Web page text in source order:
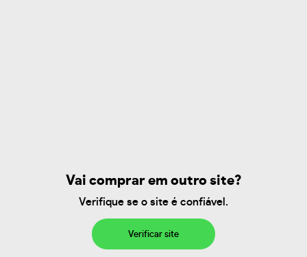
Vai comprar em outro site?
Verifique se o site é confiável.
Verificar site